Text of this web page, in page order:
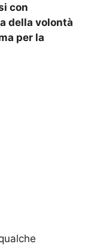
con
della volontà
per la